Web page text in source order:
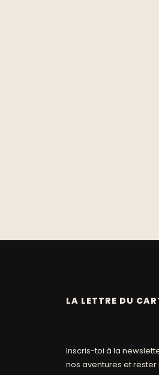
LA LETTRE DU
Inscris-toi à la
nos aventures et